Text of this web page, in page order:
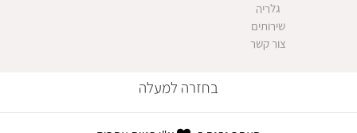
גלריה
שירותים
צור קשר
בחזרה למעלה